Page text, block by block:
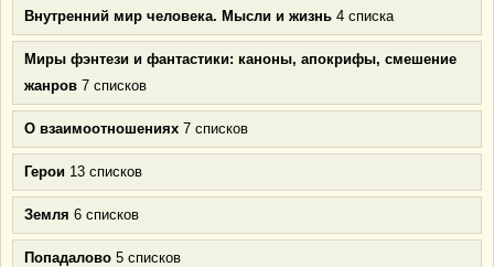
Внутренний мир человека. Мысли и жизнь 4 списка
Миры фэнтези и фантастики: каноны, апокрифы, смешение
жанров 7 списков
О взаимоотношениях 7 списков
Герои 13 списков
Земля 6 списков
Попадалово 5 списков